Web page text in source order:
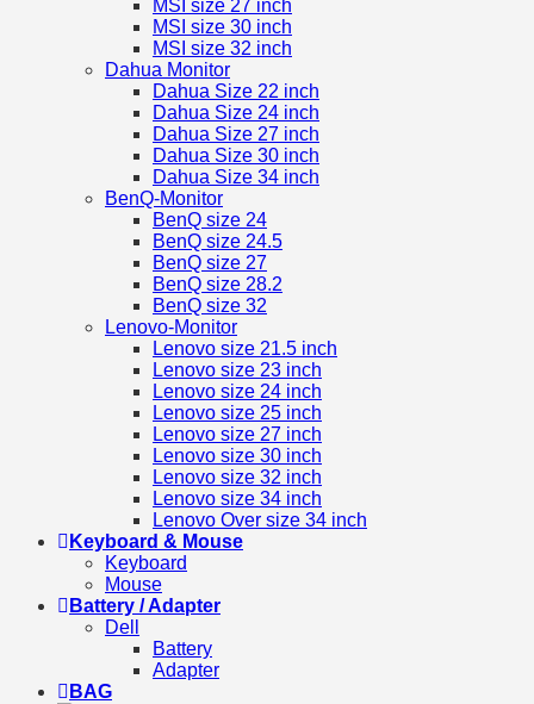
MSI size 27 inch
MSI size 30 inch
MSI size 32 inch
Dahua Monitor
Dahua Size 22 inch
Dahua Size 24 inch
Dahua Size 27 inch
Dahua Size 30 inch
Dahua Size 34 inch
BenQ-Monitor
BenQ size 24
BenQ size 24.5
BenQ size 27
BenQ size 28.2
BenQ size 32
Lenovo-Monitor
Lenovo size 21.5 inch
Lenovo size 23 inch
Lenovo size 24 inch
Lenovo size 25 inch
Lenovo size 27 inch
Lenovo size 30 inch
Lenovo size 32 inch
Lenovo size 34 inch
Lenovo Over size 34 inch
Keyboard & Mouse
Keyboard
Mouse
Battery / Adapter
Dell
Battery
Adapter
BAG